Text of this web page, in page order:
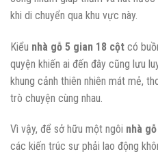
khi di chuyển qua khu vực này.
Kiểu nhà gỗ 5 gian 18 cột có
quyện khiến ai đến đây cũng lưu
khung cảnh thiên nhiên mát mẻ,
trò chuyện cùng nhau.
Vì vậy, để sở hữu một ngôi nhà
các kiến trúc sư phải lao động